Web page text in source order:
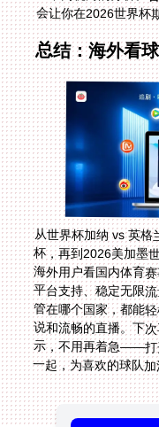
会让你在2026世界杯
总结：海外看
从世界杯加纳 vs 英格
杯，再到2026美加墨
示，不用再着急——打
一起，为喜欢的球队